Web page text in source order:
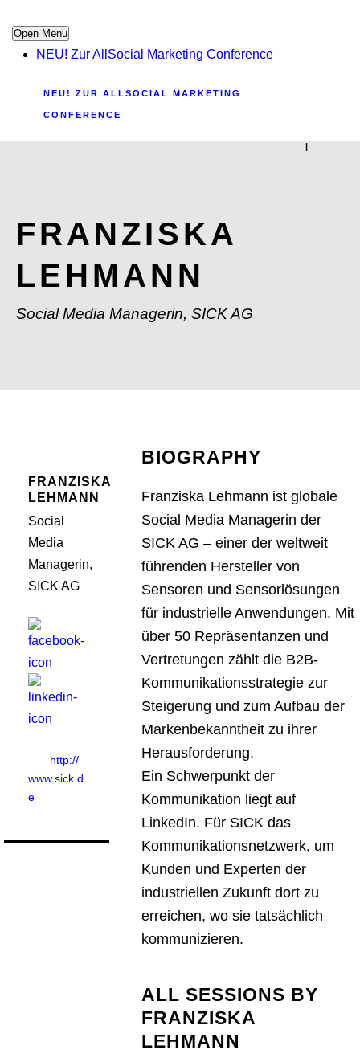
Open Menu
NEU! Zur AllSocial Marketing Conference
NEU! ZUR ALLSOCIAL MARKETING
CONFERENCE
|
FRANZISKA
LEHMANN
Social Media Managerin, SICK AG
FRANZISKA
LEHMANN
Social
Media
Managerin,
SICK AG
http://
www.sick.d
e
BIOGRAPHY
Franziska Lehmann ist globale
Social Media Managerin der
SICK AG – einer der weltweit
führenden Hersteller von
Sensoren und Sensorlösungen
für industrielle Anwendungen. Mit
über 50 Repräsentanzen und
Vertretungen zählt die B2B-
Kommunikationsstrategie zur
Steigerung und zum Aufbau der
Markenbekanntheit zu ihrer
Herausforderung.
Ein Schwerpunkt der
Kommunikation liegt auf
LinkedIn. Für SICK das
Kommunikationsnetzwerk, um
Kunden und Experten der
industriellen Zukunft dort zu
erreichen, wo sie tatsächlich
kommunizieren.
ALL SESSIONS BY
FRANZISKA
LEHMANN